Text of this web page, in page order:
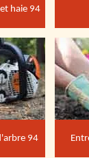
haie 94
94